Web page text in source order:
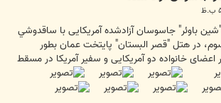
باوئر" جاسوسان آزادشده آمریکایی با ساقدوشي
در هتل "قصر البستان" پايتخت عمان بطور
خانواده دو آمریکایی و سفیر آمریکا در مسقط